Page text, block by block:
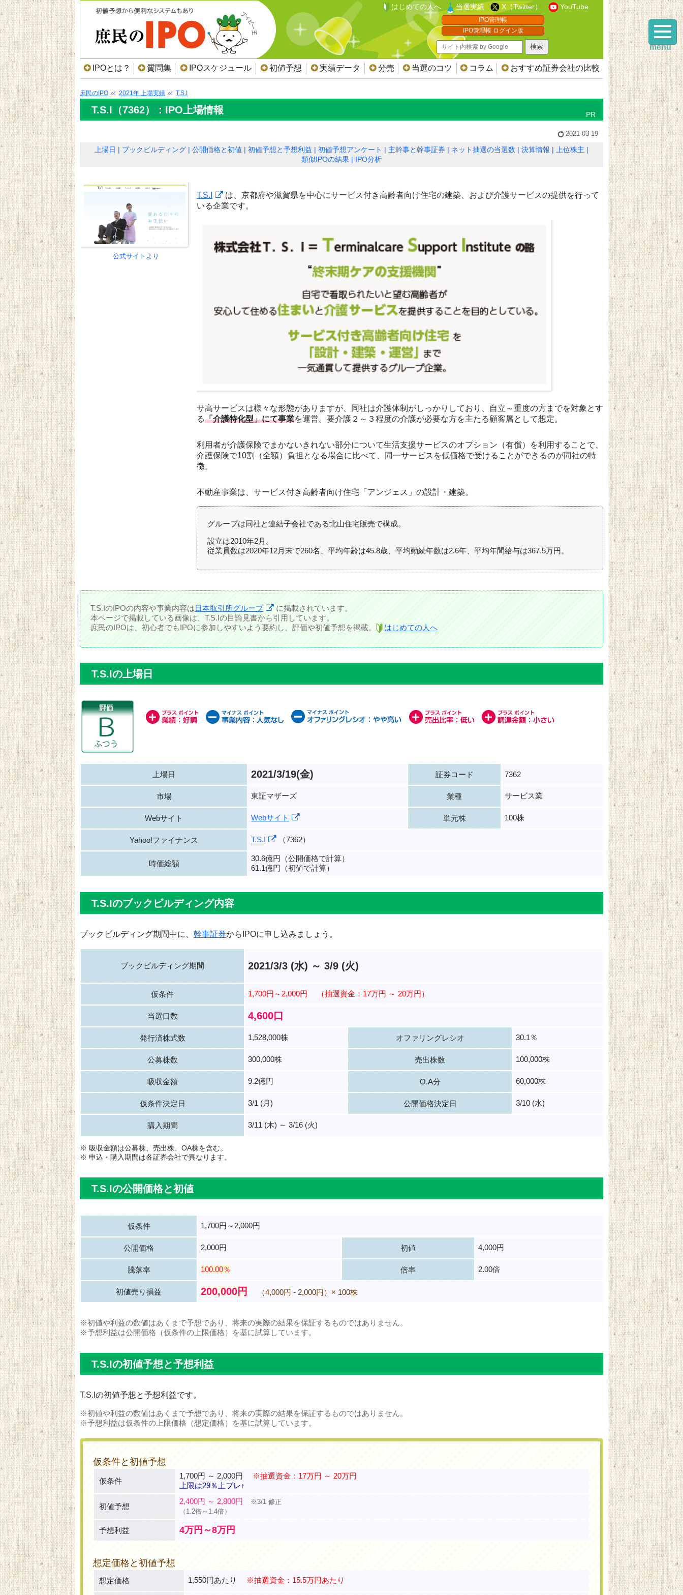
はじめての人へ 当選実績 X（Twitter） YouTube
IPO管理帳
IPO管理帳 ログイン版
IPOとは？ 質問集 IPOスケジュール 初値予想 実績データ 分売 当選のコツ コラム おすすめ証券会社の比較
庶民のIPO 2021年 上場実績 T.S.I
T.S.I（7362）：IPO上場情報
2021-03-19
上場日 ブックビルディング 公開価格と初値 初値予想と予想利益 初値予想アンケート 主幹事と幹事証券 ネット抽選の当選数 決算情報
上位株主
類似IPOの結果
IPO分析
公式サイトより
T.S.I
は、京都府や滋賀県を中心にサービス付き高齢者向け住宅の建築、および介護サービスの提供を行って
いる企業です。
サ高サービスは様々な形態がありますが、同社は介護体制がしっかりしており、自立～重度の方までを対象とす
る「介護特化型」にて事業を運営。要介護２～３程度の介護が必要な方を主たる顧客層として想定。
利用者が介護保険でまかないきれない部分について生活支援サービスのオプション（有償）を利用することで、
介護保険で10割（全額）負担となる場合に比べて、同一サービスを低価格で受けることができるのが同社の特
徴。
不動産事業は、サービス付き高齢者向け住宅「アンジェス」の設計・建築。
グループは同社と連結子会社である北山住宅販売で構成。
設立は2010年2月。
従業員数は2020年12月末で260名、平均年齢は45.8歳、平均勤続年数は2.6年、平均年間給与は367.5万円。
T.S.IのIPOの内容や事業内容は日本取引所グループ
に掲載されています。
本ページで掲載している画像は、T.S.Iの目論見書から引用しています。
庶民のIPOは、初心者でもIPOに参加しやすいよう要約し、評価や初値予想を掲載。
はじめての人へ
T.S.Iの上場日
上場日 2021/3/19(金) 証券コード 7362
市場 東証マザーズ 業種 サービス業
Webサイト Webサイト 単元株 100株
Yahoo!ファイナンス T.S.I （7362）
時価総額
30.6億円（公開価格で計算）
61.1億円（初値で計算）
T.S.Iのブックビルディング内容
ブックビルディング期間中に、 幹事証券からIPOに申し込みましょう。
ブックビルディング期間 2021/3/3 (水) ～ 3/9 (火)
仮条件 1,700円～2,000円 （抽選資金：17万円 ～ 20万円）
当選口数 4,600口
発行済株式数 1,528,000株 オファリングレシオ 30.1％
公募株数 300,000株 売出株数 100,000株
吸収金額 9.2億円 O.A分 60,000株
仮条件決定日 3/1 (月) 公開価格決定日 3/10 (水)
購入期間 3/11 (木) ～ 3/16 (火)
※ 吸収金額は公募株、売出株、OA株を含む。
※ 申込・購入期間は各証券会社で異なります。
T.S.Iの公開価格と初値
仮条件 1,700円～2,000円
公開価格 2,000円 初値 4,000円
騰落率 100.00％ 倍率 2.00倍
初値売り損益 200,000円 （4,000円 - 2,000円）× 100株
※初値や利益の数値はあくまで予想であり、将来の実際の結果を保証するものではありません。
※予想利益は公開価格（仮条件の上限価格）を基に試算しています。
T.S.Iの初値予想と予想利益
T.S.Iの初値予想と予想利益です。
※初値や利益の数値はあくまで予想であり、将来の実際の結果を保証するものではありません。
※予想利益は仮条件の上限価格（想定価格）を基に試算しています。
仮条件と初値予想
仮条件
1,700円 ～ 2,000円
※抽選資金：17万円 ～ 20万円
上限は29％上ブレ↑
初値予想
2,400円 ～ 2,800円
※3/1 修正
（1.2倍～1.4倍）
予想利益 4万円～8万円
想定価格と初値予想
想定価格 1,550円あたり ※抽選資金：15.5万円あたり
menu